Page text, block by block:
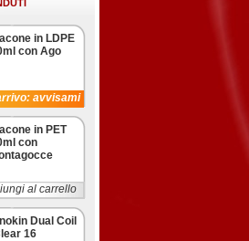
in LDPE
con Ago
avvisami
in PET
con
al carrello
Dual Coil
16